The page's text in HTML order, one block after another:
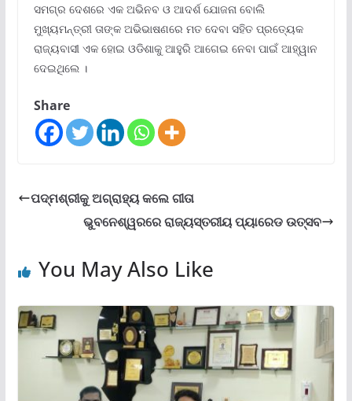
ସମଗ୍ର ଦେଶରେ ଏକ ଅଭିନବ ଓ ଆଦର୍ଶ ଯୋଜନା ବୋଲି
ମୁଖ୍ୟମନ୍ତ୍ରୀ ତାଙ୍କ ଅଭିଭାଷଣରେ ମତ ଦେବା ସହିତ ପ୍ରତ୍ୟେକ
ରାଜ୍ୟବାସୀ ଏକ ହୋଇ ଓଡିଶାକୁ ଆହୁରି ଆଗେଇ ନେବା ପାଇଁ ଆହ୍ୱାନ
ଦେଇଥିଲେ ।
Share
ପଦ୍ମଶ୍ରୀକୁ ଅଗ୍ରାହ୍ୟ କଲେ ଗୀତା
ଭୁବନେଶ୍ୱରରେ ରାଜ୍ୟସ୍ତରୀୟ ପ୍ୟାରେଡ ଉତ୍ସବ
You May Also Like